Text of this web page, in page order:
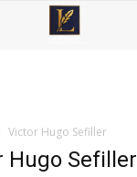
Victor Hugo Sefiller
Hugo Sefiller